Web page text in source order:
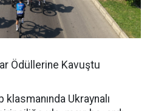
Ödüllerine Kavuştu
klasmanında Ukraynalı